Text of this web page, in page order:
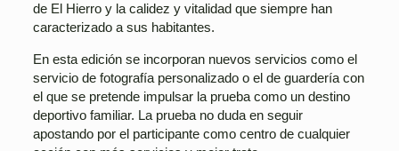
de El Hierro y la calidez y vitalidad que siempre han
caracterizado a sus habitantes.
En esta edición se incorporan nuevos servicios como el
servicio de fotografía personalizado o el de guardería con
el que se pretende impulsar la prueba como un destino
deportivo familiar. La prueba no duda en seguir
apostando por el participante como centro de cualquier